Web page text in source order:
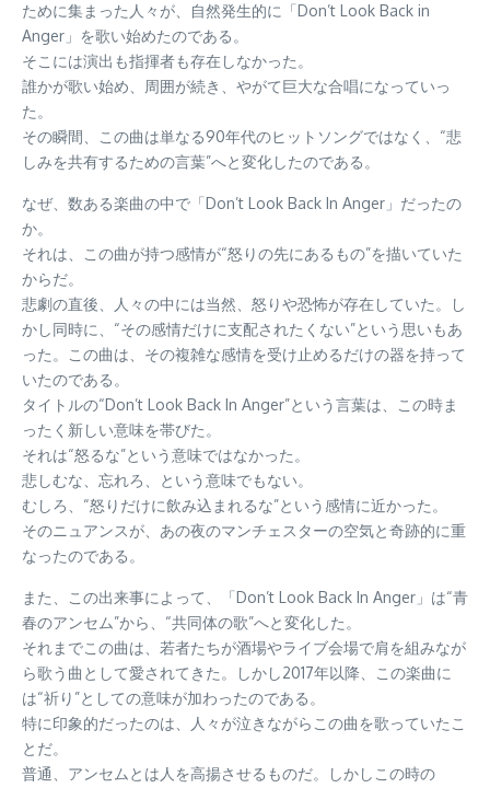
ために集まった人々が、自然発生的に「Don’t Look Back in
Anger」を歌い始めたのである。
そこには演出も指揮者も存在しなかった。
誰かが歌い始め、周囲が続き、やがて巨大な合唱になっていっ
た。
その瞬間、この曲は単なる90年代のヒットソングではなく、“悲
しみを共有するための言葉”へと変化したのである。
なぜ、数ある楽曲の中で「Don’t Look Back In Anger」だったの
か。
それは、この曲が持つ感情が“怒りの先にあるもの”を描いていた
からだ。
悲劇の直後、人々の中には当然、怒りや恐怖が存在していた。し
かし同時に、“その感情だけに支配されたくない”という思いもあ
った。この曲は、その複雑な感情を受け止めるだけの器を持って
いたのである。
タイトルの“Don’t Look Back In Anger”という言葉は、この時ま
ったく新しい意味を帯びた。
それは“怒るな”という意味ではなかった。
悲しむな、忘れろ、という意味でもない。
むしろ、“怒りだけに飲み込まれるな”という感情に近かった。
そのニュアンスが、あの夜のマンチェスターの空気と奇跡的に重
なったのである。
また、この出来事によって、「Don’t Look Back In Anger」は“青
春のアンセム”から、“共同体の歌”へと変化した。
それまでこの曲は、若者たちが酒場やライブ会場で肩を組みなが
ら歌う曲として愛されてきた。しかし2017年以降、この楽曲に
は“祈り”としての意味が加わったのである。
特に印象的だったのは、人々が泣きながらこの曲を歌っていたこ
とだ。
普通、アンセムとは人を高揚させるものだ。しかしこの時の